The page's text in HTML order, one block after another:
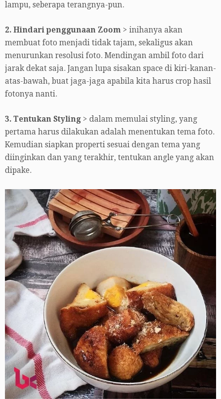
lampu, seberapa terangnya-pun.
2. Hindari penggunaan Zoom > inihanya akan
membuat foto menjadi tidak tajam, sekaligus akan
menurunkan resolusi foto. Mendingan ambil foto dari
jarak dekat saja. Jangan lupa sisakan space di kiri-kanan-
atas-bawah, buat jaga-jaga apabila kita harus crop hasil
fotonya nanti.
3. Tentukan Styling > dalam memulai styling, yang
pertama harus dilakukan adalah menentukan tema foto.
Kemudian siapkan properti sesuai dengan tema yang
diinginkan dan yang terakhir, tentukan angle yang akan
dipake.